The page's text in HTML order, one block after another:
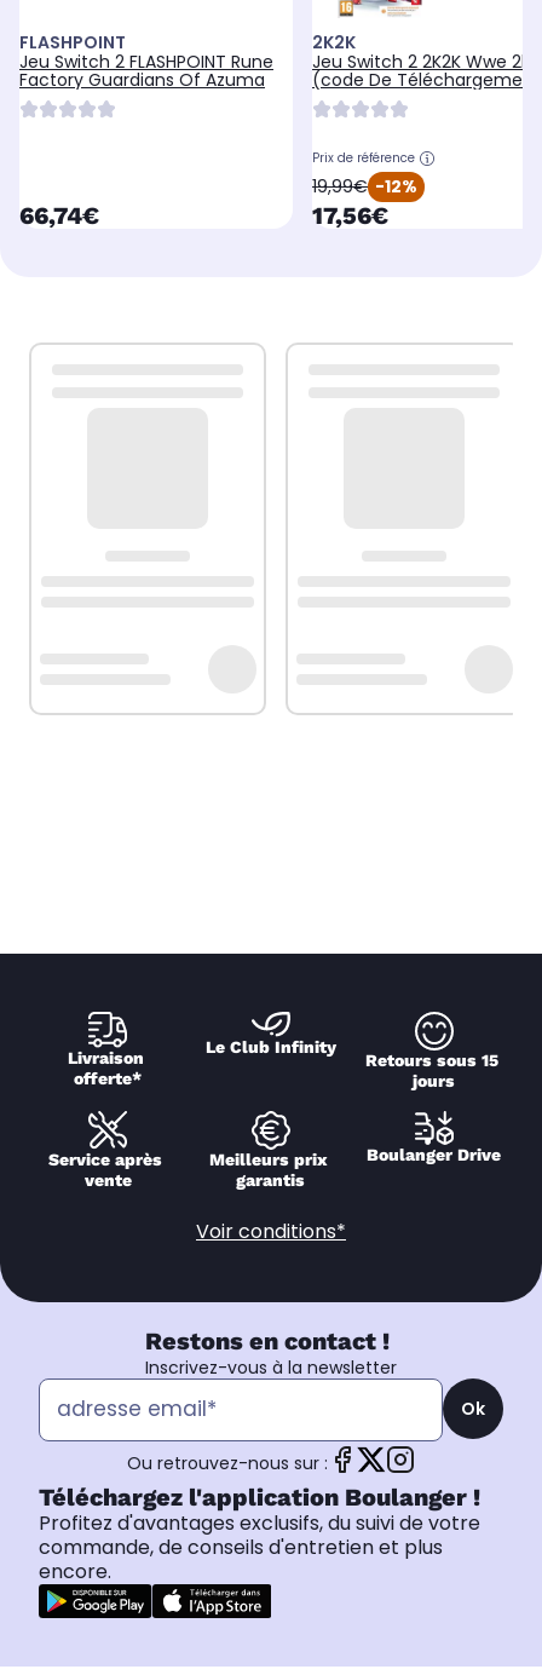
FLASHPOINT
Jeu Switch 2 FLASHPOINT Rune
Factory Guardians Of Azuma
currentPrice
66,74€
2K2K
Jeu Switch 2 2K2K Wwe
(code De
Prix de référence
oldPrice
19,99€ -12%
currentPrice
17,56€
Livraison
offerte*
Le Club Infinity
Retours sous 15
jours
Service après
vente
Meilleurs prix
garantis
Boulanger Drive
Voir conditions*
Restons en contact !
Inscrivez-vous à la newsletter
Ok
Ou retrouvez-nous sur :
Téléchargez l'application Boulanger !
Profitez d'avantages exclusifs, du suivi de votre
commande, de conseils d'entretien et plus
encore.